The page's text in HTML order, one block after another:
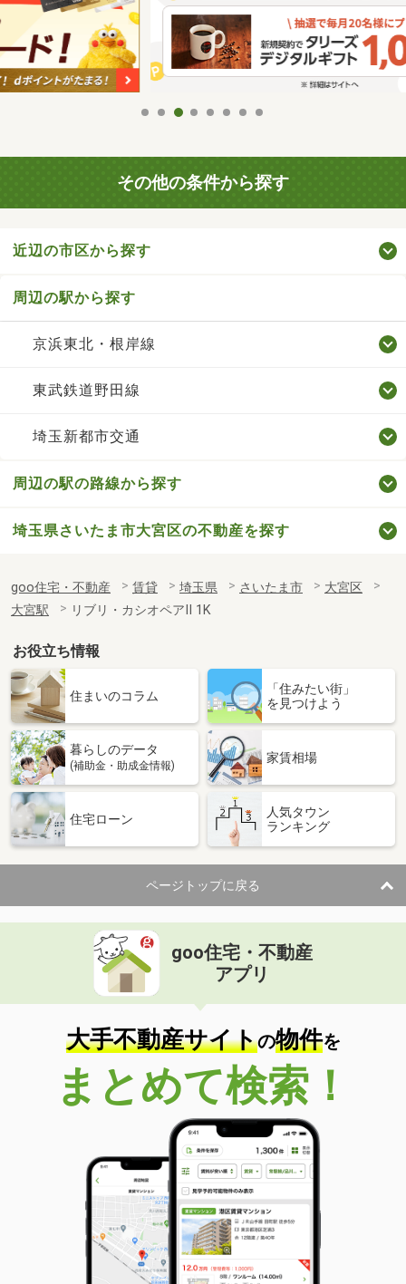
その他の条件から探す
近辺の市区から探す
周辺の駅から探す
京浜東北・根岸線
東武鉄道野田線
埼玉新都市交通
周辺の駅の路線から探す
埼玉県さいたま市大宮区の不動産を探す
goo住宅・不動産 賃貸 埼玉県 さいたま市
大宮区
大宮駅
リブリ・カシオペアⅡ 1K
お役立ち情報
住まいのコラム
「住みたい街」
を見つけよう
暮らしのデータ
(補助金・助成金情報)
家賃相場
住宅ローン
人気タウン
ランキング
ページトップに戻る
goo住宅・不動産
アプリ
大手不動産サイトの物件を
まとめて検索！